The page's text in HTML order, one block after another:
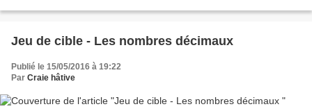
Jeu de cible - Les nombres décimaux
Publié le 15/05/2016 à 19:22
Par Craie hâtive